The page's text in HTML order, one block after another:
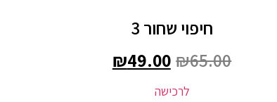
חיפוי שחור 3
₪65.00
₪49.00
לרכישה